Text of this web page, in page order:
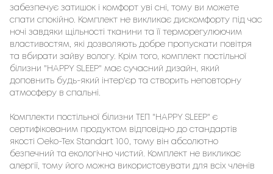
забезпечує затишок і комфорт уві сні, тому ви можете
спати спокійно. Комплект не викликає дискомфорту під час
ночі завдяки щільності тканини та її терморегулюючим
властивостям, які дозволяють добре пропускати повітря
та вбирати зайву вологу. Крім того, комплект постільної
білизни "HAPPY SLEEP" має сучасний дизайн, який
доповнить будь-який інтер'єр та створить неповторну
атмосферу в спальні.
Комплекти постільної білизни ТЕП "HAPPY SLEEP" є
сертифікованим продуктом відповідно до стандартів
якості Oeko-Tex Standart 100, тому він абсолютно
безпечний та екологічно чистий. Комплект не викликає
алергії, тому його можна використовувати для всіх членів